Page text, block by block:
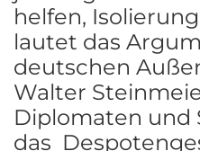
helfen,
lautet das
deutschen
Walter
Diplomaten und
das